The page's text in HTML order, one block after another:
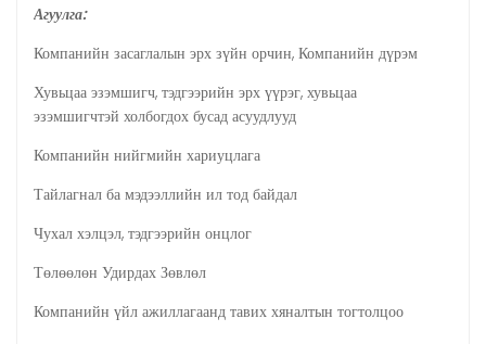
Агуулга:
Компанийн засаглалын эрх зүйн орчин, Компанийн дүрэм
Хувьцаа эзэмшигч, тэдгээрийн эрх үүрэг, хувьцаа
эзэмшигчтэй холбогдох бусад асуудлууд
Компанийн нийгмийн хариуцлага
Тайлагнал ба мэдээллийн ил тод байдал
Чухал хэлцэл, тэдгээрийн онцлог
Төлөөлөн Удирдах Зөвлөл
Компанийн үйл ажиллагаанд тавих хяналтын тогтолцоо